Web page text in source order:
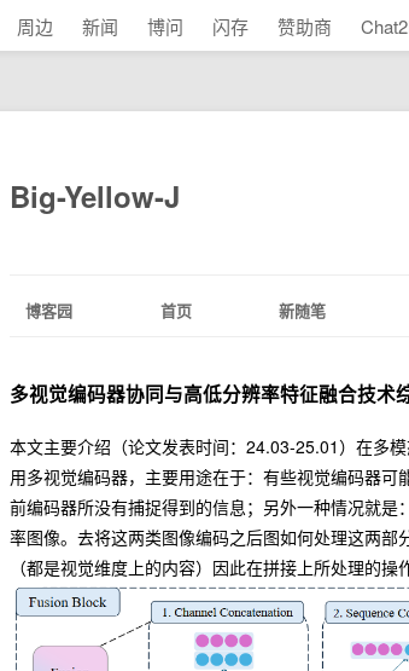
周边 新闻 博问 闪存 赞助商
Big-Yellow-J
博客园 首页 新随笔
多视觉编码器协同与高低分辨率特征融合技术
本文主要介绍（论文发表时间：24.03-25.01）在多
用多视觉编码器，主要用途在于：有些视觉编码器
前编码器所没有捕捉得到的信息；另外一种情况就
率图像。去将这两类图像编码之后图如何处理这两部
（都是视觉维度上的内容）因此在拼接上所处理的操